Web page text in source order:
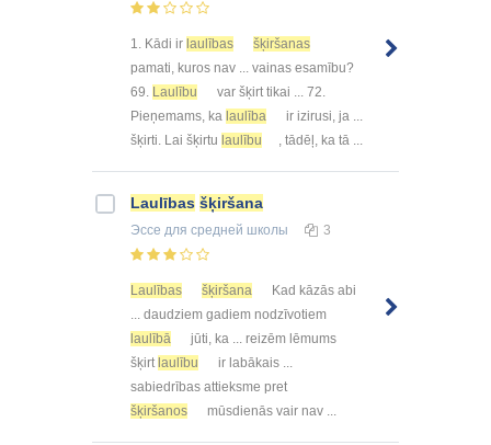
1. Kādi ir laulības
šķiršanas
pamati, kuros nav ... vainas esamību?
69. Laulību
var šķirt tikai ... 72.
Pieņemams, ka laulība
ir izirusi, ja ...
šķirti. Lai šķirtu laulību , tādēļ, ka tā ...
Laulības šķiršana
Эссе для средней школы 3
Laulības šķiršana
Kad kāzās abi
... daudziem gadiem nodzīvotiem
laulībā
jūti, ka ... reizēm lēmums
šķirt laulību
ir labākais ...
sabiedrības attieksme pret
šķiršanos
mūsdienās vair nav ...